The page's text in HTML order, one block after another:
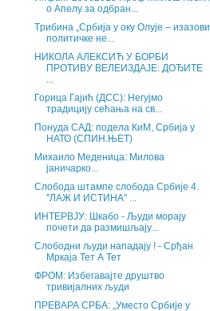
о Апелу за одбран...
Tрибина „Србија у оку Олује – изазови
политичке не...
НИКОЛА АЛЕКСИЋ У БОРБИ
ПРОТИВУ ВЕЛЕИЗДАЈЕ: ДОЂИТЕ
...
Горица Гајић (ДСС): Негујмо
традицију сећања на св...
Понуда САД: подела КиМ, Србија у
НАТО (СПИН.ЊЕТ)
Михаило Меденица: Милова
јаничарко...
Слобода штампе слобода Србије 4.
''ЛАЖ И ИСТИНА'' ...
ИНТЕРВЈУ: Шкабо - Људи морају
почети да размишљају...
Слободни људи нападају ! - Срђан
Мркаја Тет А Тет
ФРОМ: Избегавајте друштво
тривијалних људи
ПРЕВАРА СРБА: „Уместо Србије у